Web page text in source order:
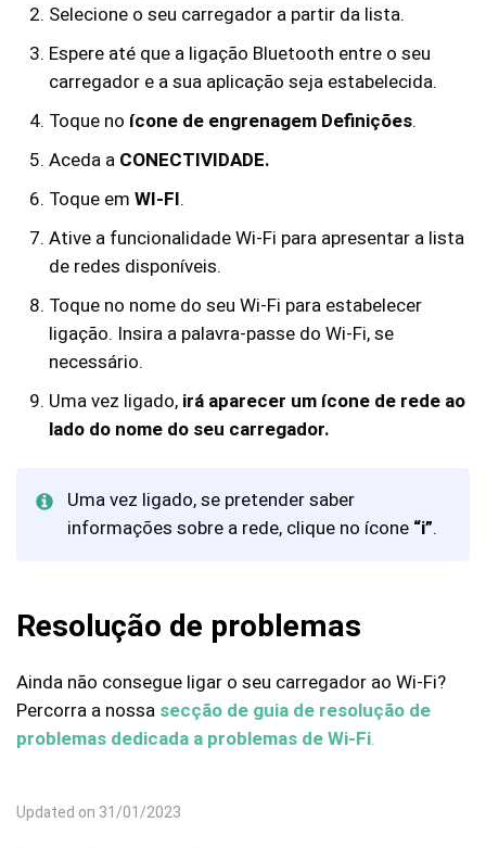
Selecione o seu carregador a partir da lista.
Espere até que a ligação Bluetooth entre o seu
carregador e a sua aplicação seja estabelecida.
Toque no ícone de engrenagem Definições.
Aceda a CONECTIVIDADE.
Toque em WI-FI.
Ative a funcionalidade Wi-Fi para apresentar a lista
de redes disponíveis.
Toque no nome do seu Wi-Fi para estabelecer
ligação. Insira a palavra-passe do Wi-Fi, se
necessário.
Uma vez ligado, irá aparecer um ícone de rede ao
lado do nome do seu carregador.
Uma vez ligado, se pretender saber
informações sobre a rede, clique no ícone “i”.
Resolução de problemas
Ainda não consegue ligar o seu carregador ao Wi-Fi?
Percorra a nossa secção de guia de resolução de
problemas dedicada a problemas de Wi-Fi.
Updated on 31/01/2023